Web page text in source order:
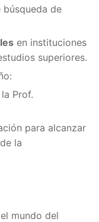
búsqueda de
en instituciones
superiores.
Prof.
para alcanzar
la
mundo del